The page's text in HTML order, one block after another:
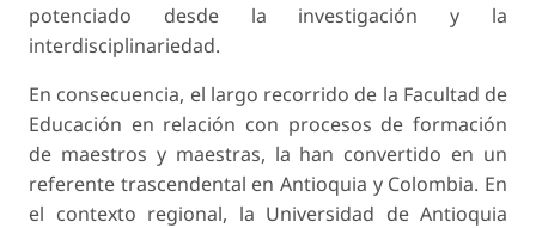
potenciado desde la investigación y la
interdisciplinariedad.
En consecuencia, el largo recorrido de la Facultad de
Educación en relación con procesos de formación
de maestros y maestras, la han convertido en un
referente trascendental en Antioquia y Colombia. En
el contexto regional, la Universidad de Antioquia